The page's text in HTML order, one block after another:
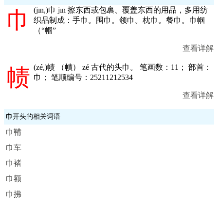
巾 (jīn,)巾 jīn 擦东西或包裹、覆盖东西的用品，多用纺
织品制成：手巾。围巾。领巾。枕巾。餐巾。巾帼
（“帼”
查看详解
帻 (zé,)帻 （幘） zé 古代的头巾。 笔画数：11； 部首：
巾； 笔顺编号：25211212534
查看详解
巾开头的相关词语
巾鞴
巾车
巾褚
巾额
巾拂